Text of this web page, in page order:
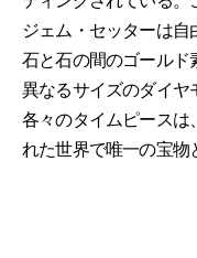
ジェム・セッターは自
石と石の間のゴールド
異なるサイズのダイヤ
各々のタイムピースは
れた世界で唯一の宝物